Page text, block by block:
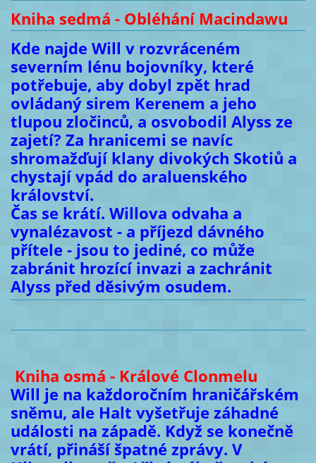
Kniha sedmá - Obléhání Macindawu
Kde najde Will v rozvráceném
severním lénu bojovníky, které
potřebuje, aby dobyl zpět hrad
ovládaný sirem Kerenem a jeho
tlupou zločinců, a osvobodil Alyss ze
zajetí? Za hranicemi se navíc
shromažďují klany divokých Skotiů a
chystají vpád do araluenského
království.
Čas se krátí. Willova odvaha a
vynalézavost - a příjezd dávného
přítele - jsou to jediné, co může
zabránit hrozící invazi a zachránit
Alyss před děsivým osudem.
Kniha osmá - Králové Clonmelu
Will je na každoročním hraničářském
sněmu, ale Halt vyšetřuje záhadné
události na západě. Když se konečně
vrátí, přináší špatné zprávy. V